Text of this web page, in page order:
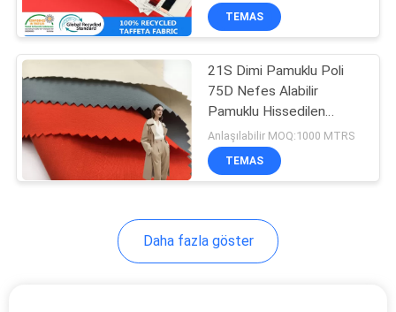
TEMAS
21S Dimi Pamuklu Poli
75D Nefes Alabilir
Pamuklu Hissedilen
Kumaş Trençkot Ceket
Kumaş Malzemesi
Anlaşılabilir MOQ:1000 MTRS
TEMAS
Daha fazla göster